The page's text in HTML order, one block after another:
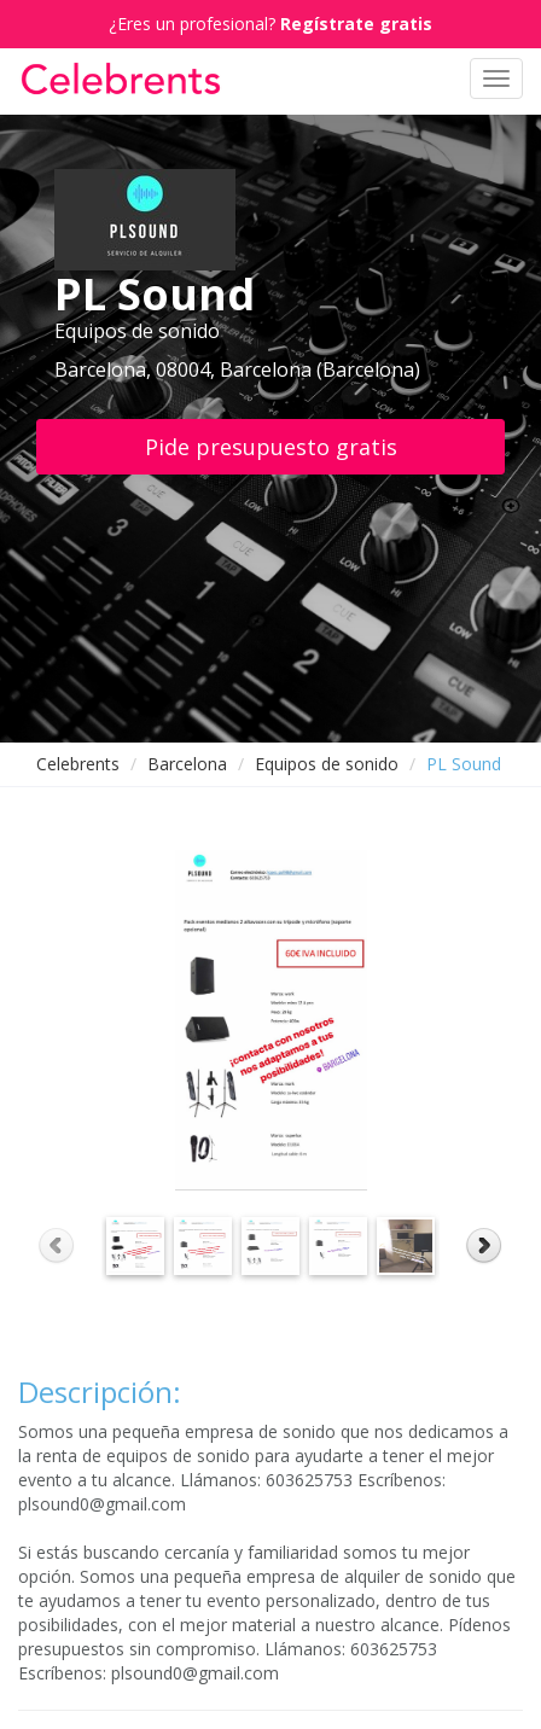
¿Eres un profesional? Regístrate gratis
PL Sound
Equipos de sonido
Barcelona, 08004, Barcelona (Barcelona)
Pide presupuesto gratis
Celebrents Barcelona Equipos de sonido PL Sound
Descripción:
Somos una pequeña empresa de sonido que nos dedicamos a
la renta de equipos de sonido para ayudarte a tener el mejor
evento a tu alcance. Llámanos: 603625753 Escríbenos:
plsound0@gmail.com
Si estás buscando cercanía y familiaridad somos tu mejor
opción. Somos una pequeña empresa de alquiler de sonido que
te ayudamos a tener tu evento personalizado, dentro de tus
posibilidades, con el mejor material a nuestro alcance. Pídenos
presupuestos sin compromiso. Llámanos: 603625753
Escríbenos: plsound0@gmail.com